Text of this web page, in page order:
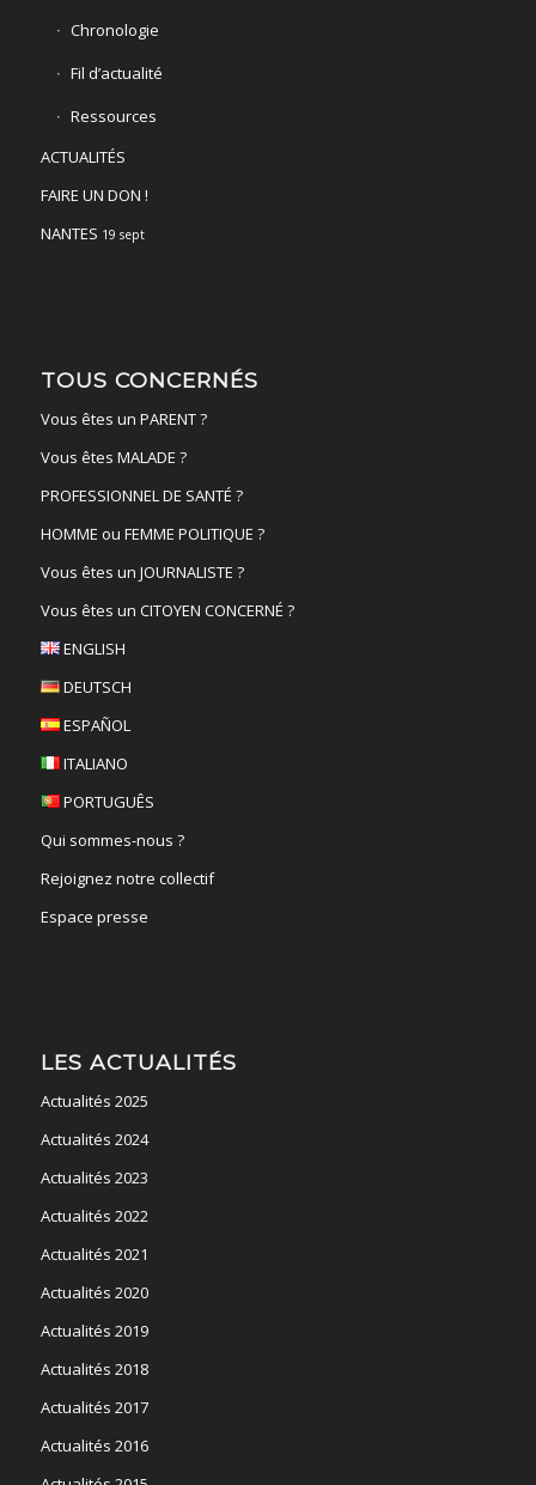
Chronologie
Fil d’actualité
Ressources
ACTUALITÉS
FAIRE UN DON !
NANTES 19 sept
TOUS CONCERNÉS
Vous êtes un PARENT ?
Vous êtes MALADE ?
PROFESSIONNEL DE SANTÉ ?
HOMME ou FEMME POLITIQUE ?
Vous êtes un JOURNALISTE ?
Vous êtes un CITOYEN CONCERNÉ ?
ENGLISH
DEUTSCH
ESPAÑOL
ITALIANO
PORTUGUÊS
Qui sommes-nous ?
Rejoignez notre collectif
Espace presse
LES ACTUALITÉS
Actualités 2025
Actualités 2024
Actualités 2023
Actualités 2022
Actualités 2021
Actualités 2020
Actualités 2019
Actualités 2018
Actualités 2017
Actualités 2016